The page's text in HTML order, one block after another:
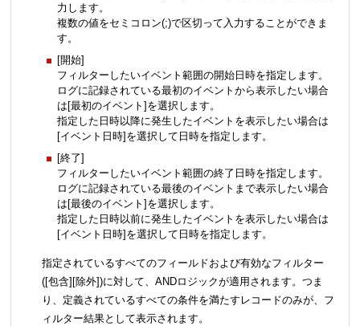
力します。
複数の値をセミコロン(;)で区切って入力することができま
す。
[開始]
フィルターしたいイベント範囲の開始日時を指定します。
ログに記録されている最初のイベントから表示したい場合
は[最初のイベント]を選択します。
指定した日時以降に発生したイベントを表示したい場合は
[イベント日時]を選択して日時を指定します。
[終了]
フィルターしたいイベント範囲の終了日時を指定します。
ログに記録されている最後のイベントまで表示したい場合
は[最後のイベント]を選択します。
指定した日時以前に発生したイベントを表示したい場合は
[イベント日時]を選択して日時を指定します。
指定されているすべてのフィールドおよび有効なフィルター
([包含][除外])に対して、ANDロジックが適用されます。つま
り、定義されているすべての条件を満たすレコードのみが、フ
ィルター結果として表示されます。